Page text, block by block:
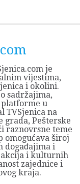
je
vijestima,
i okolini.
sadržajima,
platforme u
TVSjenica na
grada, Pešterske
raznovrsne teme
omogućava široj
događajima i
i kulturnih
zajednice i
kraja.